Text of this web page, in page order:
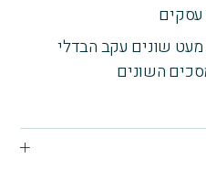
מעט שונים עקב הבדלי
השונים